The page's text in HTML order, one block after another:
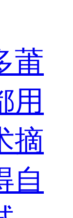
莆
用
摘
自